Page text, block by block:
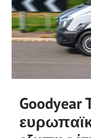
Goodyear